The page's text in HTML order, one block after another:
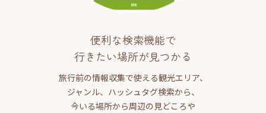
便利な検索機能で
行きたい場所が見つかる
旅行前の情報収集で使える観光エリア、
ジャンル、ハッシュタグ検索から、
今いる場所から周辺の見どころや